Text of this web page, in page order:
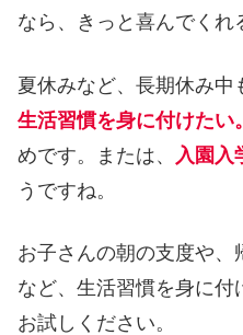
なら、きっと喜んでくれ
夏休みなど、長期休み中
生活習慣を身に付けたい。
めです。または、
入園入
うですね。
お子さんの朝の支度や、
など、生活習慣を身に付
お試しください。